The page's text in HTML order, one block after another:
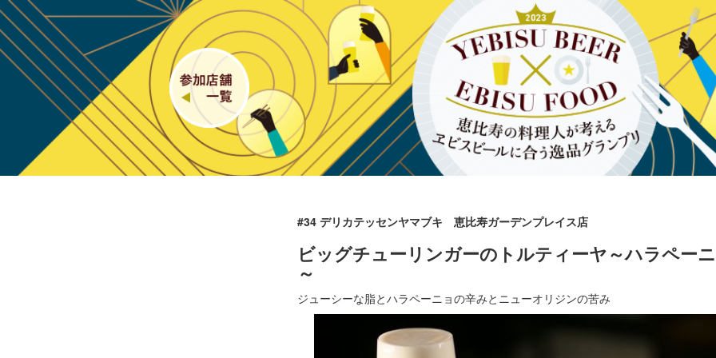
#34 デリカテッセンヤマブキ 恵比寿ガーデンプレイス店
ビッグチューリンガーのトルティーヤ～ハラペー
～
ジューシーな脂とハラペーニョの辛みとニューオリジンの苦み